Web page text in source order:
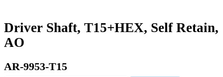
Driver Shaft, T15+HEX, Self Retain,
AO
AR-9953-T15